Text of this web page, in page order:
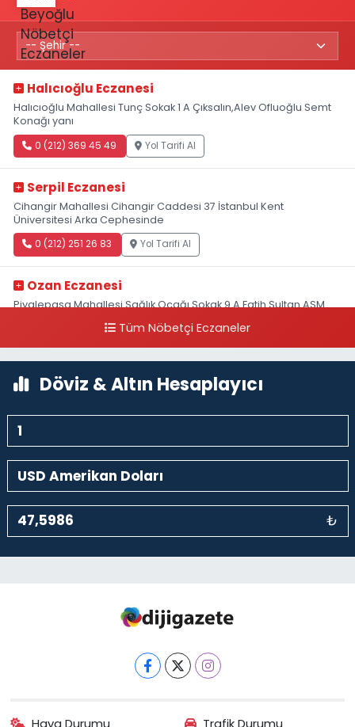
Halıcıoğlu Eczanesi
Halıcıoğlu Mahallesi Tunç Sokak 1 A Çıksalın,Alev Ofluoğlu Semt
Konağı yanı
0 (212) 369 45 49 Yol Tarifi Al
Serpil Eczanesi
Cihangir Mahallesi Cihangir Caddesi 37 İstanbul Kent
Üniversitesi Arka Cephesinde
0 (212) 251 26 83 Yol Tarifi Al
Ozan Eczanesi
Piyalepaşa Mahallesi Sağlık Ocağı Sokak 9 A Fatih Sultan ASM
Tüm Nöbetçi Eczaneler
Döviz & Altın Hesaplayıcı
₺
Hava Durumu Trafik Durumu